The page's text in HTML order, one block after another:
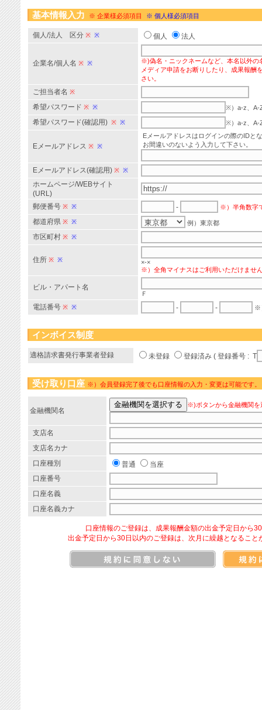
基本情報入力 ※ 企業様必須項目 ※ 個人様必須項目
個人/法人 区分 ※ ※ 個人 法人
企業名/個人名 ※ ※
※)偽名・ニックネームなど、本名以外の
メディア申請をお断りしたり、成果報酬
さい。
ご担当者名 ※
希望パスワード ※ ※ ※）a-z、A-
希望パスワード(確認用) ※ ※ ※）a-z、A-
Eメールアドレス ※ ※
Eメールアドレスはログインの際のIDと
お間違いのないよう入力して下さい。
Eメールアドレス(確認用) ※ ※
ホームページ/WEBサイト
(URL)
郵便番号 ※ ※ - ※）半角数字
都道府県 ※ ※ 例）東京都
市区町村 ※ ※
住所 ※ ※
×-×
※）全角マイナスはご利用いただけませ
ビル・アパート名
Ｆ
電話番号 ※ ※ - - ※
インボイス制度
適格請求書発行事業者登録 未登録 登録済み ( 登録番号 : T
受け取り口座 ※）会員登録完了後でも口座情報の入力・変更は可能です。
金融機関名
※)ボタンから金融機関を
支店名
支店名カナ
口座種別
普通
当座
口座番号
口座名義
口座名義カナ
口座情報のご登録は、成果報酬金額の出金予定日から
出金予定日から30日以内のご登録は、次月に繰越となるこ